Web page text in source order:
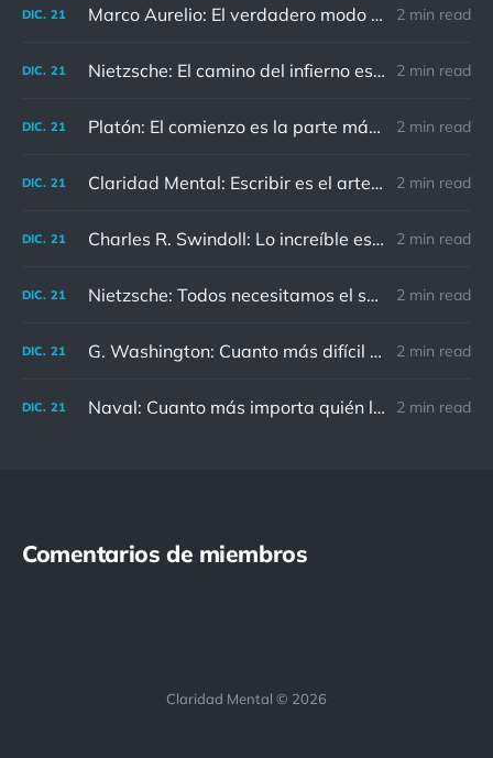
DIC. 21 Marco Aurelio: El verdadero modo de vengarse de un enemigo es no parecérsele. 2 min read
DIC. 21 Nietzsche: El camino del infierno está asfaltado de buenas intenciones. 2 min read
DIC. 21 Platón: El comienzo es la parte más importante del trabajo 2 min read
DIC. 21 Claridad Mental: Escribir es el arte de calmar y despejar la mente. 2 min read
DIC. 21 Charles R. Swindoll: Lo increíble es que cada día podemos elegir la actitud que adoptaremos. 2 min read
DIC. 21 Nietzsche: Todos necesitamos el sentido de culpa, pero nadie necesita sentirse culpable. 2 min read
DIC. 21 G. Washington: Cuanto más difícil es el conflicto, mayor es el triunfo. 2 min read
DIC. 21 Naval: Cuanto más importa quién lo ha dicho, menos importa en realidad 2 min read
Comentarios de miembros
Claridad Mental © 2026